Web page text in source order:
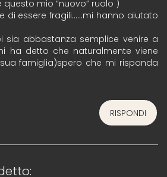
mio “nuovo” ruolo )
di essere fragili……mi hanno aiutato
sia abbastanza semplice venire a
ha detto che naturalmente viene
famiglia)spero che mi risponda
RISPONDI